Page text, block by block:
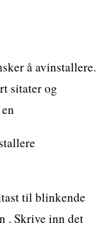
å avinstallere.
sitater og
til blinkende
. Skrive inn det